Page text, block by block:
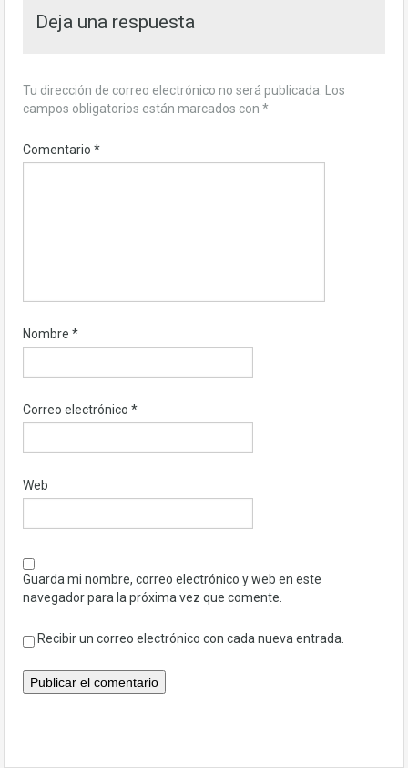
Deja una respuesta
Tu dirección de correo electrónico no será publicada. Los
campos obligatorios están marcados con *
Comentario *
Nombre *
Correo electrónico *
Web
Guarda mi nombre, correo electrónico y web en este
navegador para la próxima vez que comente.
Recibir un correo electrónico con cada nueva entrada.